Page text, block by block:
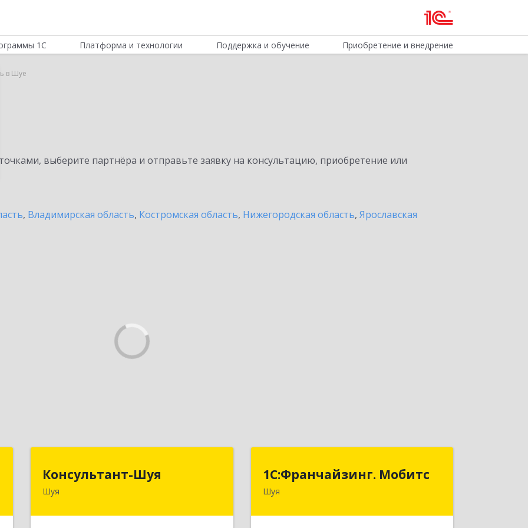
1С Платформа и технологии Поддержка и обучение Приобретение и внедрение
в Шуе
выберите партнёра и отправьте заявку на консультацию, приобретение или
, Владимирская область, Костромская область, Нижегородская область, Ярославская
Консультант-Шуя
Шуя
1С:Франчайзинг. Мобитс
Шуя
1С:Франчайзинг. Мобитс